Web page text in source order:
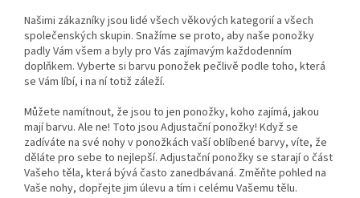
Našimi zákazníky jsou lidé všech věkových kategorií a všech
společenských skupin. Snažíme se proto, aby naše ponožky
padly Vám všem a byly pro Vás zajímavým každodenním
doplňkem. Vyberte si barvu ponožek pečlivě podle toho, která
se Vám líbí, i na ní totiž záleží.
Můžete namítnout, že jsou to jen ponožky, koho zajímá, jakou
mají barvu. Ale ne! Toto jsou Adjustační ponožky! Když se
zadíváte na své nohy v ponožkách vaší oblíbené barvy, víte, že
děláte pro sebe to nejlepší. Adjustační ponožky se starají o část
Vašeho těla, která bývá často zanedbávaná. Změňte pohled na
Vaše nohy, dopřejte jim úlevu a tím i celému Vašemu tělu.